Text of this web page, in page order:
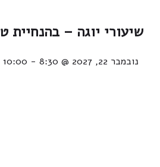
שיעורי יוגה – בהנחיית
נובמבר 22, 2027 @ 8:30 -
10:00